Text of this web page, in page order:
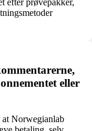
efter prøvepakker,
eller
at Norwegianlab